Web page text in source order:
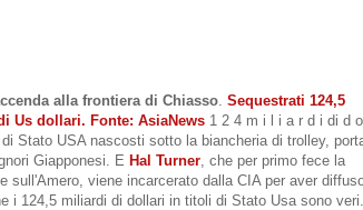
alla frontiera di Chiasso Sequestrati 124,5
Us dollari. Fonte: AsiaNews 1 2 4 m i l i a r d i di d
Stato USA nascosti sotto la biancheria di trolley,
Giapponesi. E Hal Turner , che per primo fece la
sull'Amero, viene incarcerato dalla CIA per aver
i 124,5 miliardi di dollari in titoli di Stato Usa sono veri.